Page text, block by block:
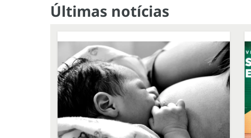
Últimas notícias